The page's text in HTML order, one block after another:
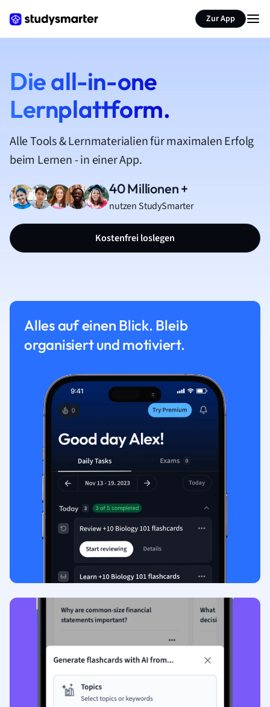
Zur App
Die all-in-one
Lernplattform.
Alle Tools & Lernmaterialien für maximalen Erfolg
beim Lernen - in einer App.
40 Millionen +
nutzen StudySmarter
Kostenfrei loslegen
Alles auf einen Blick. Bleib
organisiert und motiviert.